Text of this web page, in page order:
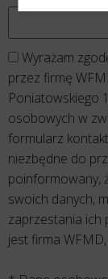
Wyrażam
przez firmę
Poniatowskiego
osobowych w
formularz
niezbędne do
poinformowany,
swoich danych,
zaprzestania ich
jest firma